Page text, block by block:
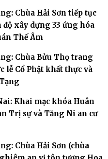
Chùa Hải Sơn tiếp tục
xây dựng 33 ứng hóa
Thế Âm
Chùa Bửu Thọ trang
lễ Cổ Phật khất thực và
Khai mạc khóa Huân
Trị sự và Tăng Ni an cư
Chùa Hải Sơn (chùa